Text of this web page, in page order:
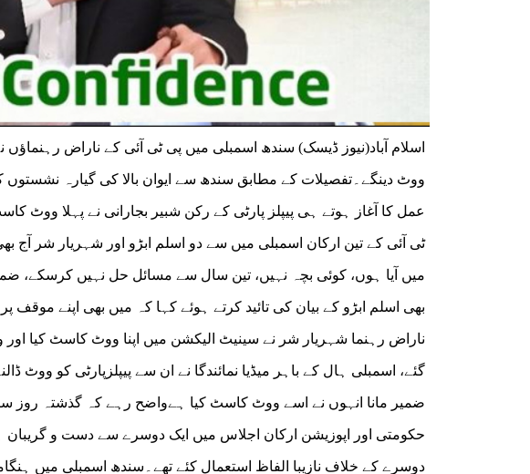
اسلام آباد(نیوز ڈیسک) سندھ اسمبلی میں پی ٹی آئی کے ناراض
ووٹ دینگے۔تفصیلات کے مطابق سندھ سے ایوان بالا کی گیارہ نشستوں
عمل کا آغاز ہوتے ہی پیپلز پارٹی کے رکن شبیر بجارانی نے پہلا ووٹ
ٹی آئی کے تین ارکان اسمبلی میں سے دو اسلم ابڑو اور شہریار شر آج
میں آیا ہوں، کوئی بچہ نہیں، تین سال سے مسائل حل نہیں کرسکے،
بھی اسلم ابڑو کے بیان کی تائید کرتے ہوئے کہا کہ میں بھی اپنے
ناراض رہنما شہریار شر نے سینیٹ الیکشن میں اپنا ووٹ کاسٹ کیا
گئے، اسمبلی ہال کے باہر میڈیا نمائندگا نے ان سے پیپلزپارٹی کو ووٹ
ضمیر مانا انہوں نے اسے ووٹ کاسٹ کیا ہےواضح رہے کہ گذشتہ روز
حکومتی اور اپوزیشن ارکان اجلاس میں ایک دوسرے سے دست و گریبان
دوسرے کے خلاف نازیبا الفاظ استعمال کئے تھے۔سندھ اسمبلی میں